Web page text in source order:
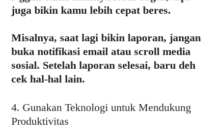
juga bikin kamu lebih cepat beres.
Misalnya, saat lagi bikin laporan, jangan
buka notifikasi email atau scroll media
sosial. Setelah laporan selesai, baru deh
cek hal-hal lain.
4. Gunakan Teknologi untuk Mendukung
Produktivitas